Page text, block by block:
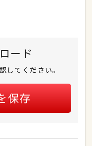
ード
してください。
保存